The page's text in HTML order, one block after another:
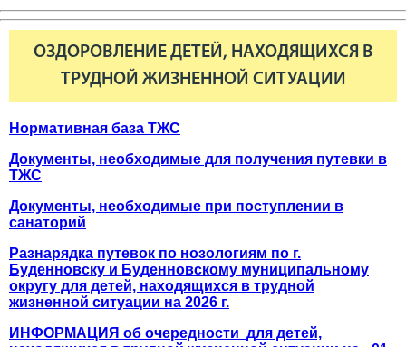
ОЗДОРОВЛЕНИЕ ДЕТЕЙ, НАХОДЯЩИХСЯ В
ТРУДНОЙ ЖИЗНЕННОЙ СИТУАЦИИ
Нормативная база ТЖС
Документы, необходимые для получения путевки в
ТЖС
Документы, необходимые при поступлении в
санаторий
Разнарядка путевок по нозологиям по г.
Буденновску и Буденновскому муниципальному
округу для детей, находящихся в трудной
жизненной ситуации на 2026 г.
ИНФОРМАЦИЯ об очередности для детей,